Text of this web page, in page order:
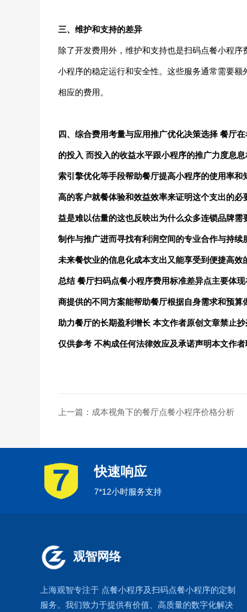
三、维护和支持的差异
除了开发费用外，维护和支持也是扫码点餐小程
小程序的稳定运行和安全性。这些服务通常需要
相应的费用。
四、综合费用考量与应用推广优化决策选择 餐厅
的投入 而投入的收益水平跟小程序的推广力度息
索引擎优化等手段帮助餐厅提高小程序的使用率
高的客户就餐体验和效益效率来证明这个支出的
益是难以估量的这也反映出为什么众多连锁品牌需
制作与推广进而寻找有利润空间的专业合作与持
未来餐饮业的信息化成本支出又能享受到便捷高
总结 餐厅扫码点餐小程序费用标准差异点主要体
商提供的不同方案能帮助餐厅根据自身需求和预
助力餐厅的长期盈利增长 本文作者原创文章禁止
仅供参考 不构成任何法律效应及承诺声明本文作
上一篇：成本视角下的餐厅点餐小程序价格分析
快速响应
7*12小时服务支持
观智网络
上海观智专注于 点餐小程序及扫码点餐小程序的定制
服务。我们致力于提供有价值、高质量的数字化解决